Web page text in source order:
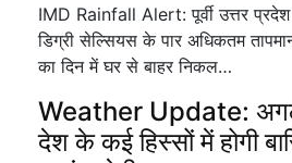
IMD Rainfall Alert: पूर्वी उत्तर
डिग्री सेल्सियस के पार अधिकतम
का दिन में घर से बाहर निकल…
Weather Update:
देश के कई हिस्सों में होगी